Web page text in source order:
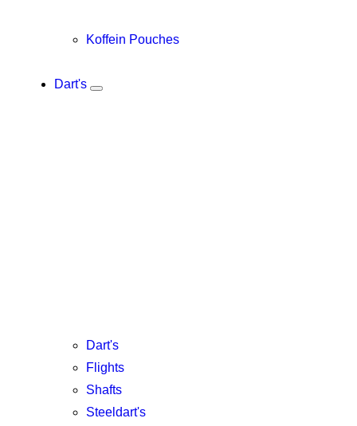
Koffein Pouches
Dart's
Dart's
Flights
Shafts
Steeldart's